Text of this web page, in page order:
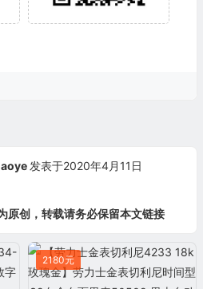
发表于2020年4月11日
原创，转载请务必保留本文链接
2180元